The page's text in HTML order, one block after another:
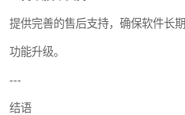
提供完善的售后支持，确保软件长
功能升级。
---
结语